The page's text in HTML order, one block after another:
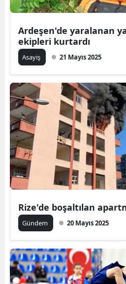
Ardeşen'de yaralanan
ekipleri kurtardı
Asayiş 21 Mayıs 2025
Rize'de boşaltılan
Gündem 20 Mayıs 2025